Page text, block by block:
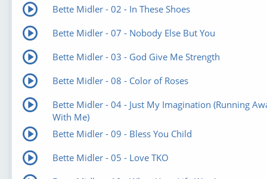
Bette Midler - 02 - In These Shoes
Bette Midler - 07 - Nobody Else But You
Bette Midler - 03 - God Give Me Strength
Bette Midler - 08 - Color of Roses
Bette Midler - 04 - Just My Imagination (Running
With Me)
Bette Midler - 09 - Bless You Child
Bette Midler - 05 - Love TKO